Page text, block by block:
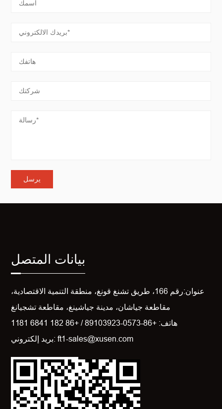
بيانات المتصل
عنوان:رقم 166، طريق تشنغ قونغ، منطقة التنمية الاقتصادية،
مقاطعة جياشان، مدينة جياشينغ، مقاطعة تشجيانغ
هاتف: +86-0573-89103923 / +86 182 6841 1181
بريد إلكتروني: ft1-sales@xusen.com